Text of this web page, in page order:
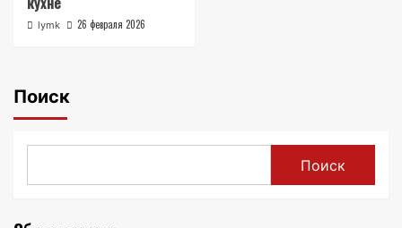
lymk 26 февраля 2026
Поиск
Поиск